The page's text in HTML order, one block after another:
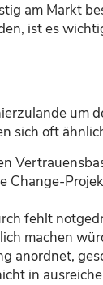
am Markt
ist es
um
sich oft
Change-
fehlt
machen
anordnet,
in